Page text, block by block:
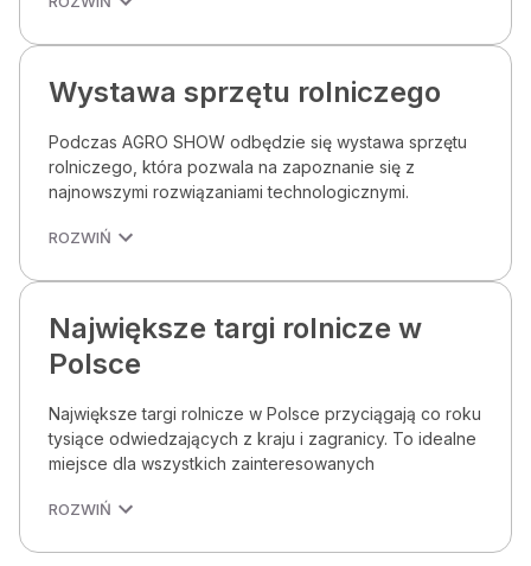
Wystawa sprzętu rolniczego
Podczas AGRO SHOW odbędzie się wystawa sprzętu
rolniczego, która pozwala na zapoznanie się z
najnowszymi rozwiązaniami technologicznymi.
ROZWIŃ
Największe targi rolnicze w
Polsce
Największe targi rolnicze w Polsce przyciągają co roku
tysiące odwiedzających z kraju i zagranicy. To idealne
miejsce dla wszystkich zainteresowanych
ROZWIŃ